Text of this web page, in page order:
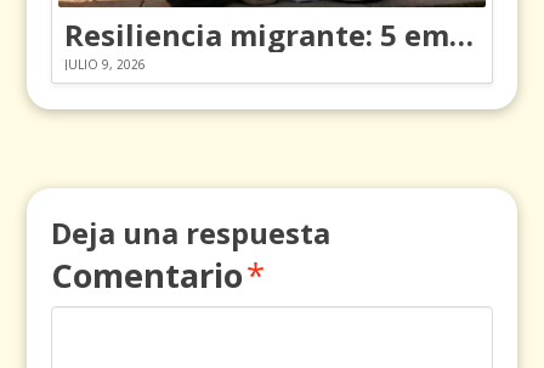
Resiliencia migrante: 5 emociones y cómo gestionarlas
JULIO 9, 2026
Deja una respuesta
Comentario*